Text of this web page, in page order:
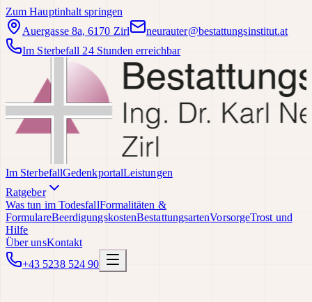
Zum Hauptinhalt springen
Auergasse 8a, 6170 Zirl
neurauter@bestattungsinstitut.at
Im Sterbefall 24 Stunden erreichbar
Im SterbefallGedenkportalLeistungen
Ratgeber
Was tun im TodesfallFormalitäten &
FormulareBeerdigungskostenBestattungsartenVorsorgeTrost und
Hilfe
Über unsKontakt
+43 5238 524 90